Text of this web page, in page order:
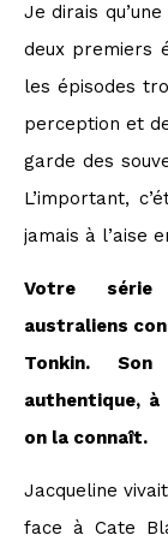
Je dirais
deux premiers
les épisodes
perception et
garde des
L’important,
jamais à l’aise
Votre série
australiens
Tonkin.
authentique,
on la connaît.
Jacqueline
face à Cate